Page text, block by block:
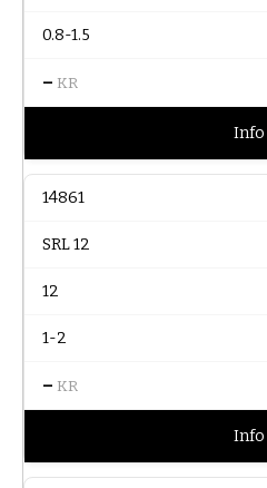
0.8-1.5
– KR
Info
14861
SRL 12
12
1-2
– KR
Info